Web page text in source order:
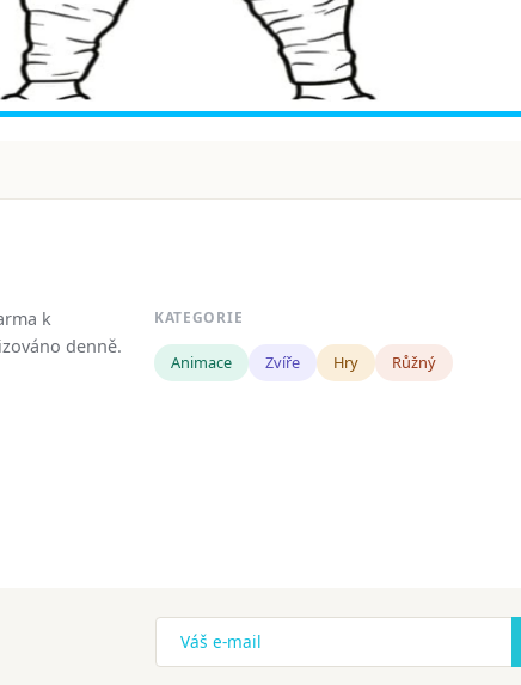
k
denně.
KATEGORIE
Animace Zvíře Hry Růžný